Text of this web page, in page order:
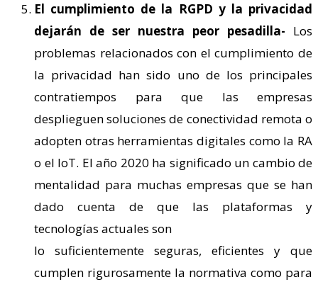
El cumplimiento de la RGPD y la privacidad
dejarán de ser nuestra peor pesadilla- Los
problemas relacionados con el cumplimiento de
la privacidad han sido uno de los principales
contratiempos para que las empresas
desplieguen soluciones de conectividad remota o
adopten otras herramientas digitales como la RA
o el IoT. El año 2020 ha significado un cambio de
mentalidad para muchas empresas que se han
dado cuenta de que las plataformas y
tecnologías actuales son
lo suficientemente seguras, eficientes y que
cumplen rigurosamente la normativa como para